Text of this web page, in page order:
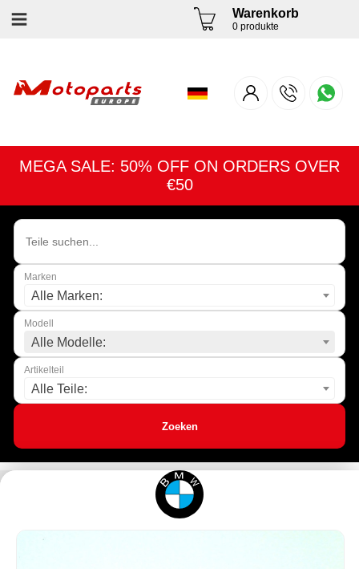
Warenkorb
0 produkte
MEGA SALE: 50% OFF ON ORDERS OVER
€50
Marken
Alle Marken:
Modell
Alle Modelle:
Artikelteil
Alle Teile:
Zoeken